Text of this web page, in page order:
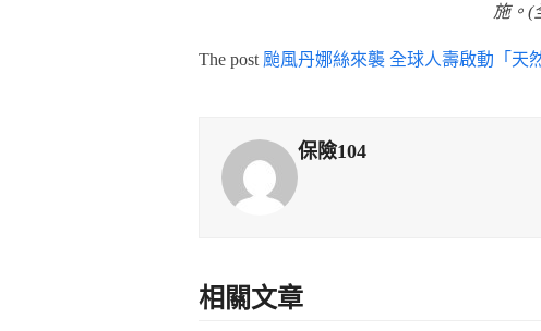
施。(
The post 颱風丹娜絲來襲 全球人壽啟動「天
保險104
相關文章